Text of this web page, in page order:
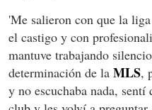
'Me salieron con que la
el castigo y con
mantuve trabajando
determinación de la MLS,
y no escuchaba nada,